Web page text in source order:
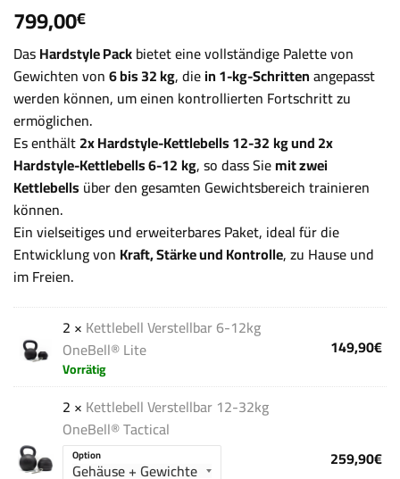
799,00€
DasHardstyle Packbietet eine vollständige Palette von
Gewichten von6 bis 32 kg, diein 1-kg-Schrittenangepasst
werden können, um einen kontrollierten Fortschritt zu
ermöglichen.
Es enthält2x Hardstyle-Kettlebells 12-32kg und 2x
Hardstyle-Kettlebells 6-12kg, so dass Siemit zwei
Kettlebells über den gesamten Gewichtsbereich trainieren
können.
Ein vielseitiges und erweiterbares Paket, ideal für die
Entwicklung von Kraft, Stärke und Kontrolle, zu Hause und
im Freien.
2 × Kettlebell Verstellbar 6-12kg
OneBell® Lite
Vorrätig
149,90€
2 × Kettlebell Verstellbar 12-32kg
OneBell® Tactical
Option 259,90€